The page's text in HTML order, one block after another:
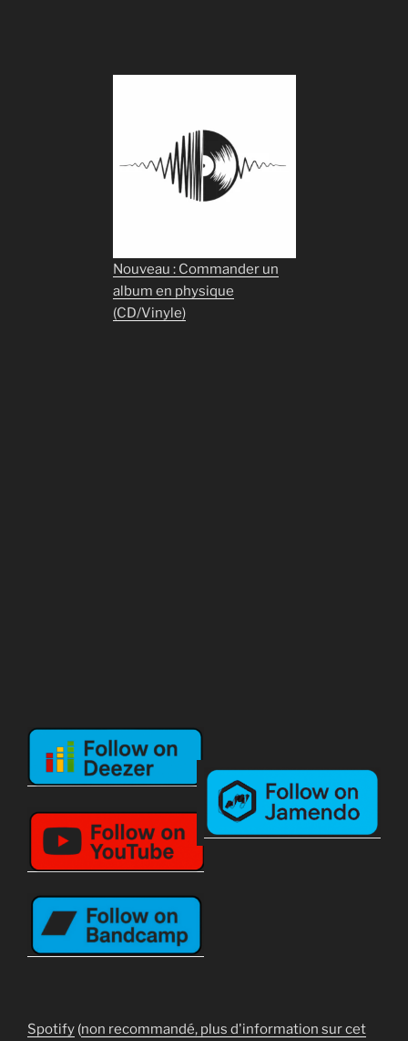
Nouveau : Commander un
album en physique
(CD/Vinyle)
Spotify (non recommandé, plus d'information sur cet